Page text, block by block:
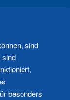
sind
sind
besonders